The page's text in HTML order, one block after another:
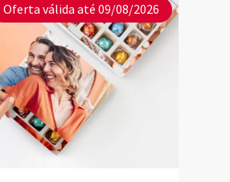
Oferta válida até 09/08/2026